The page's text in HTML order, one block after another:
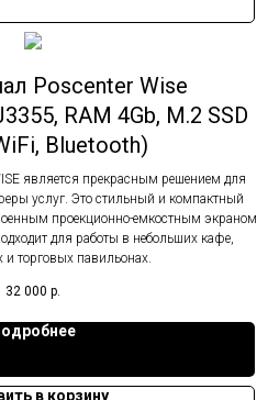
Poscenter Wise
RAM 4Gb, M.2 SSD
Bluetooth)
является прекрасным решением для
услуг. Это стильный и компактный
проекционно-емкостным экраном
для работы в небольших кафе,
и торговых павильонах.
32 000 р.
в корзину